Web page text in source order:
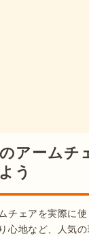
アームチ
う
チェアを実際に
心地など、人気の